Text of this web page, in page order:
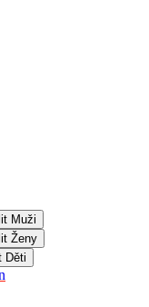
Muži
Ženy
Děti